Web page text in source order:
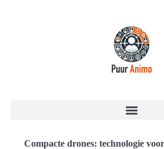
Compacte drones: technologie